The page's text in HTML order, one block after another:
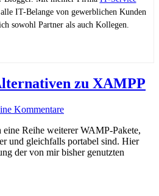
IT-Belange von gewerblichen Kunden
sowohl Partner als auch Kollegen.
zu XAMPP
Kommentare
Reihe weiterer WAMP-Pakete,
und gleichfalls portabel sind. Hier
der von mir bisher genutzten